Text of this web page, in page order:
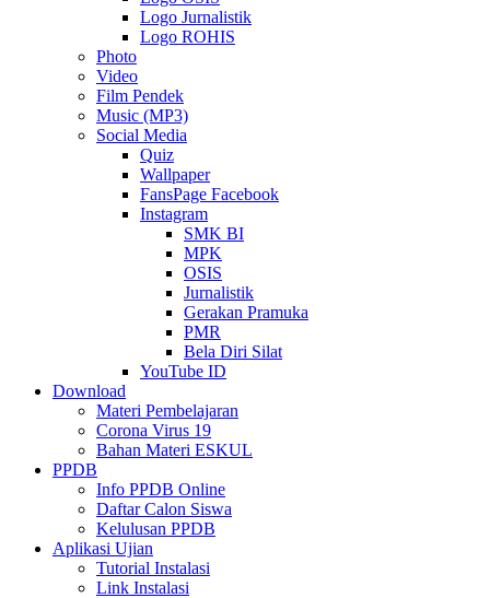
Logo Jurnalistik
Logo ROHIS
Photo
Video
Film Pendek
Music (MP3)
Social Media
Quiz
Wallpaper
FansPage Facebook
Instagram
SMK BI
MPK
OSIS
Jurnalistik
Gerakan Pramuka
PMR
Bela Diri Silat
YouTube ID
Download
Materi Pembelajaran
Corona Virus 19
Bahan Materi ESKUL
PPDB
Info PPDB Online
Daftar Calon Siswa
Kelulusan PPDB
Aplikasi Ujian
Tutorial Instalasi
Link Instalasi